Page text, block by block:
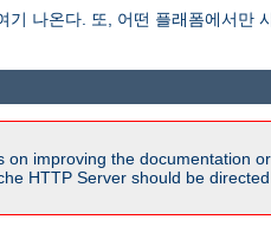
나온다. 또, 어떤 플래폼에서만
improving the documentation
HTTP Server should be